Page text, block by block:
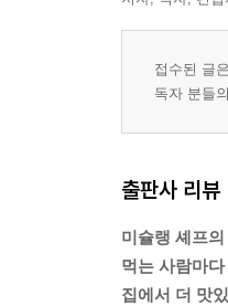
접수된 글
독자 분들
출판사 리뷰
미슐랭 셰프
먹는 사람마
집에서 더 맛